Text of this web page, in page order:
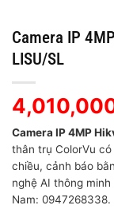
Camera IP
LISU/SL
Camera IP 4MP
thân trụ ColorVu
chiều, cảnh báo
nghệ AI thông
Nam: 0947268338.